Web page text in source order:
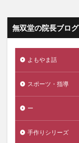
無双堂の院長ブログ
よもやま話
スポーツ・指導
ー
手作りシリーズ